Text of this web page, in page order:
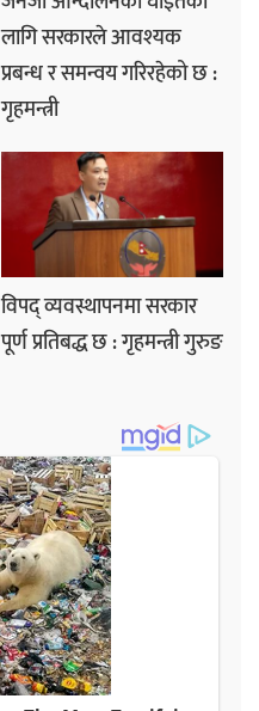
लागि सरकारले आवश्यक
प्रबन्ध र समन्वय गरिरहेको छ :
गृहमन्त्री
विपद् व्यवस्थापनमा सरकार
पूर्ण प्रतिबद्ध छ : गृहमन्त्री गुरुङ